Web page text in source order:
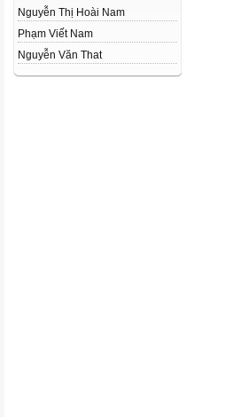
Nguyễn Thị Hoài Nam
Phạm Viết Nam
Nguyễn Văn That